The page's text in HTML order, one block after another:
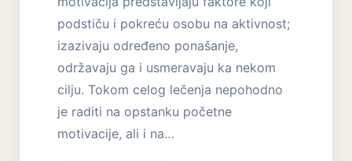
podstiču i pokreću osobu na aktivnost;
izazivaju određeno ponašanje,
održavaju ga i usmeravaju ka nekom
cilju. Tokom celog lečenja nepohodno
je raditi na opstanku početne
motivacije, ali i na…